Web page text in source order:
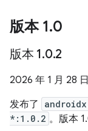
版本 1.0
版本 1.0.2
2026 年 1 月 28 日
发布了
*:1.0.2 。版本